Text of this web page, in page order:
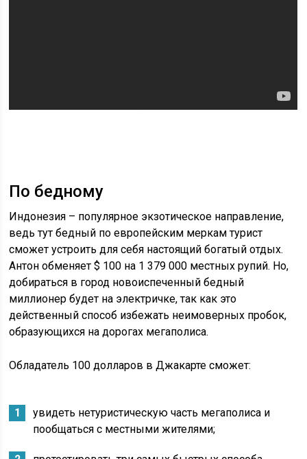
По бедному
Индонезия – популярное экзотическое направление,
ведь тут бедный по европейским меркам турист
сможет устроить для себя настоящий богатый отдых.
Антон обменяет $ 100 на 1 379 000 местных рупий. Но,
добираться в город новоиспеченный бедный
миллионер будет на электричке, так как это
действенный способ избежать неимоверных пробок,
образующихся на дорогах мегаполиса.
Обладатель 100 долларов в Джакарте сможет:
увидеть нетуристическую часть мегаполиса и
пообщаться с местными жителями;